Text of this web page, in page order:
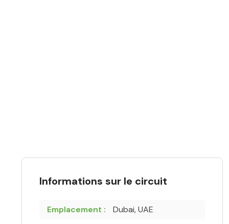
Informations sur le circuit
Emplacement : Dubai, UAE